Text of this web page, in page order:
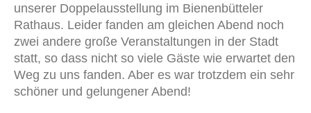
unserer Doppelausstellung im Bienenbütteler
Rathaus. Leider fanden am gleichen Abend noch
zwei andere große Veranstaltungen in der Stadt
statt, so dass nicht so viele Gäste wie erwartet den
Weg zu uns fanden. Aber es war trotzdem ein sehr
schöner und gelungener Abend!